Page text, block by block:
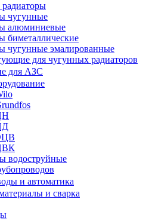
чугунные
алюминиевые
биметаллические
чугунные эмалированные
для чугунных радиаторов
для АЗС
водоструйные
и автоматика
и сварка